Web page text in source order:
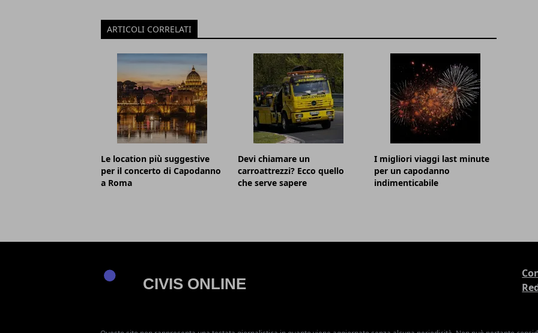
ARTICOLI CORRELATI
Le location più suggestive
per il concerto di Capodanno
a Roma
Devi chiamare un
carroattrezzi? Ecco quello
che serve sapere
I migliori viaggi last minute
per un capodanno
indimenticabile